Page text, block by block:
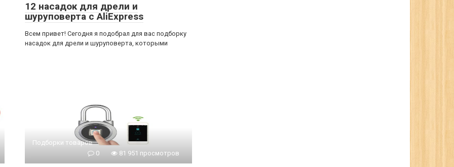
12 насадок для дрели и
шуруповерта с AliExpress
Всем привет! Сегодня я подобрал для вас подборку
насадок для дрели и шуруповерта, которыми
Подборки товаров
0
81 951 просмотров